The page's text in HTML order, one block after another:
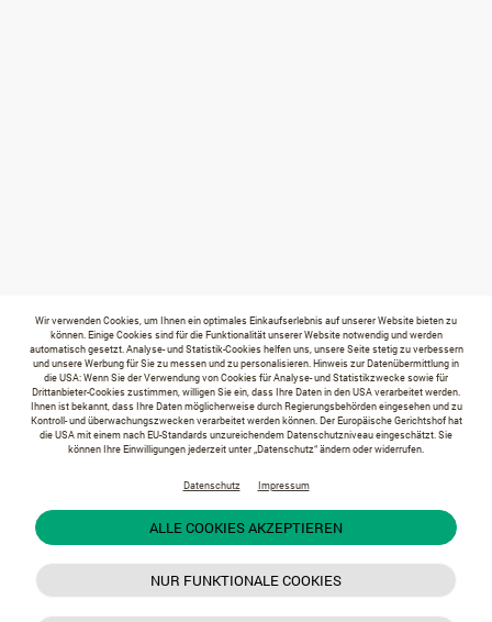
Wir verwenden Cookies, um Ihnen ein optimales Einkaufserlebnis auf unserer Website bieten zu
können. Einige Cookies sind für die Funktionalität unserer Website notwendig und werden
automatisch gesetzt. Analyse- und Statistik-Cookies helfen uns, unsere Seite stetig zu verbessern
und unsere Werbung für Sie zu messen und zu personalisieren. Hinweis zur Datenübermittlung in
die USA: Wenn Sie der Verwendung von Cookies für Analyse- und Statistikzwecke sowie für
Drittanbieter-Cookies zustimmen, willigen Sie ein, dass Ihre Daten in den USA verarbeitet werden.
Ihnen ist bekannt, dass Ihre Daten möglicherweise durch Regierungsbehörden eingesehen und zu
Kontroll- und überwachungszwecken verarbeitet werden können. Der Europäische Gerichtshof hat
die USA mit einem nach EU-Standards unzureichendem Datenschutzniveau eingeschätzt. Sie
können Ihre Einwilligungen jederzeit unter „Datenschutz“ ändern oder widerrufen.
Datenschutz Impressum
ALLE COOKIES AKZEPTIEREN
NUR FUNKTIONALE COOKIES